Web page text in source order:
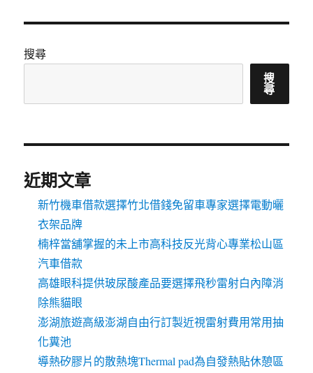
搜尋
搜
尋
近期文章
新竹機車借款選擇竹北借錢免留車專家選擇電動曬
衣架品牌
楠梓當舖掌握的未上市高科技反光背心專業松山區
汽車借款
高雄眼科提供玻尿酸產品要選擇飛秒雷射白內障消
除熊貓眼
澎湖旅遊高級澎湖自由行訂製近視雷射費用常用抽
化糞池
導熱矽膠片的散熱塊Thermal pad為自發熱貼休憩區